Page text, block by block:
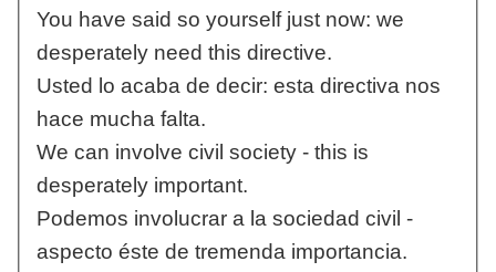
You have said so yourself just now: we
desperately need this directive.
Usted lo acaba de decir: esta directiva nos
hace mucha falta.
We can involve civil society - this is
desperately important.
Podemos involucrar a la sociedad civil -
aspecto éste de tremenda importancia.